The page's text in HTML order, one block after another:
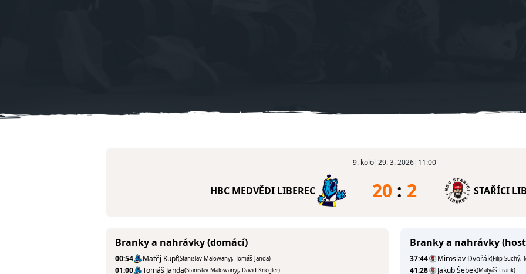
9. kolo|29. 3. 2026| 11:00
HBC MEDVĚDI LIBEREC 20 : 2 STAŘÍCI
Branky a nahrávky (domácí)
00:54 Matěj Kupf(Stanislav Malowanyj, Tomáš Janda)
01:00 Tomáš Janda(Stanislav Malowanyj, David Kriegler)
Branky a nahrávky
37:44 Miroslav Dvořák(Filip Suchý,
41:28 Jakub Šebek(Matyáš Frank)